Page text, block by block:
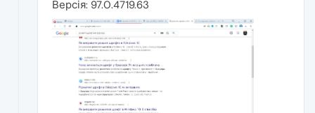
Версія: 97.0.4719.63